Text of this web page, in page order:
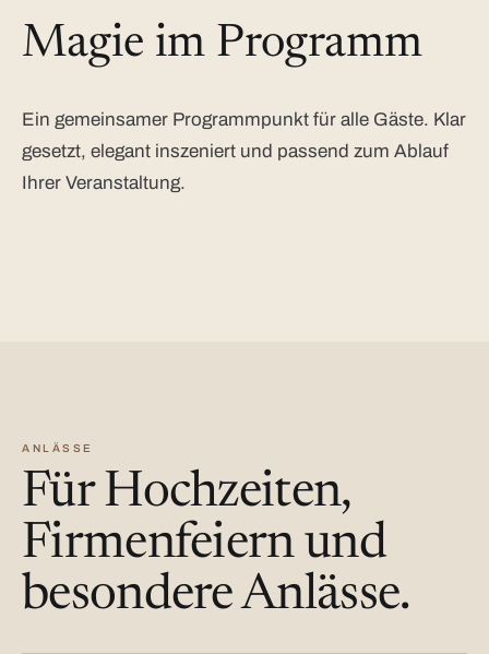
Magie im Programm
Ein gemeinsamer Programmpunkt für alle Gäste. Klar
gesetzt, elegant inszeniert und passend zum Ablauf
Ihrer Veranstaltung.
ANLÄSSE
Für Hochzeiten,
Firmenfeiern und
besondere Anlässe.